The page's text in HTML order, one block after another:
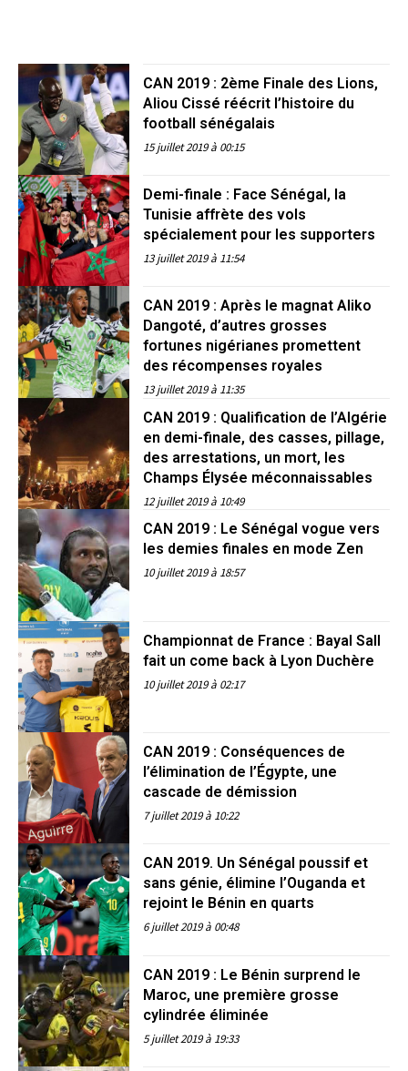
CAN 2019 : 2ème Finale des Lions,
Aliou Cissé réécrit l’histoire du
football sénégalais
15 juillet 2019 à 00:15
Demi-finale : Face Sénégal, la
Tunisie affrète des vols
spécialement pour les supporters
13 juillet 2019 à 11:54
CAN 2019 : Après le magnat Aliko
Dangoté, d’autres grosses
fortunes nigérianes promettent
des récompenses royales
13 juillet 2019 à 11:35
CAN 2019 : Qualification de l’Algérie
en demi-finale, des casses, pillage,
des arrestations, un mort, les
Champs Élysée méconnaissables
12 juillet 2019 à 10:49
CAN 2019 : Le Sénégal vogue vers
les demies finales en mode Zen
10 juillet 2019 à 18:57
Championnat de France : Bayal Sall
fait un come back à Lyon Duchère
10 juillet 2019 à 02:17
CAN 2019 : Conséquences de
l’élimination de l’Égypte, une
cascade de démission
7 juillet 2019 à 10:22
CAN 2019. Un Sénégal poussif et
sans génie, élimine l’Ouganda et
rejoint le Bénin en quarts
6 juillet 2019 à 00:48
CAN 2019 : Le Bénin surprend le
Maroc, une première grosse
cylindrée éliminée
5 juillet 2019 à 19:33